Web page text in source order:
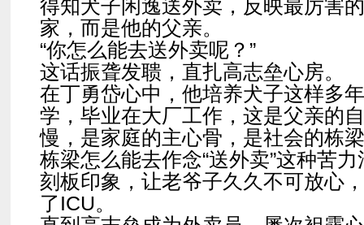
得知犬子闲逸送外卖，反映最厉害
家，而是他的父亲。
“你怎么能去送外卖呢？”
这话振聋发聩，直扎高志垒心房。
在丁勇岱心中，他培养犬子这样多
学，毕业在大厂工作，这是父亲的
慢，是家庭的主心骨，是社会的栋
栋梁怎么能去作念“送外卖”这种苦
刻板印象，让老爷子久久不可放心
了ICU。